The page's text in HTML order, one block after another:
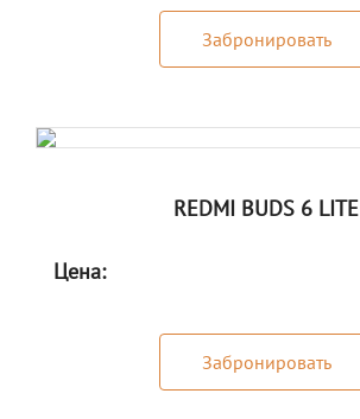
Забронировать
REDMI BUDS 6 LITE
Цена:
Забронировать